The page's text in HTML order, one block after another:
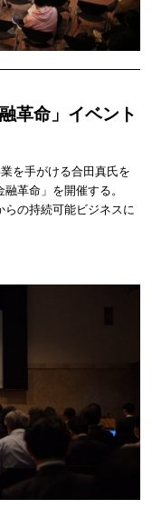
革命」イベント
を手がける合田真氏を
革命」を開催する。
らの持続可能ビジネスに